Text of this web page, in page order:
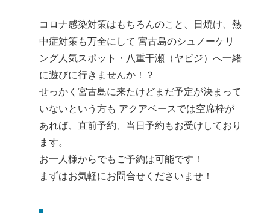
コロナ感染対策はもちろんのこと、日焼け、熱
中症対策も万全にして 宮古島のシュノーケリ
ング人気スポット・八重干瀬（ヤビジ）へ一緒
に遊びに行きませんか！？
せっかく宮古島に来たけどまだ予定が決まって
いないという方も アクアベースでは空席枠が
あれば、直前予約、当日予約もお受けしており
ます。
お一人様からでもご予約は可能です！
まずはお気軽にお問合せくださいませ！